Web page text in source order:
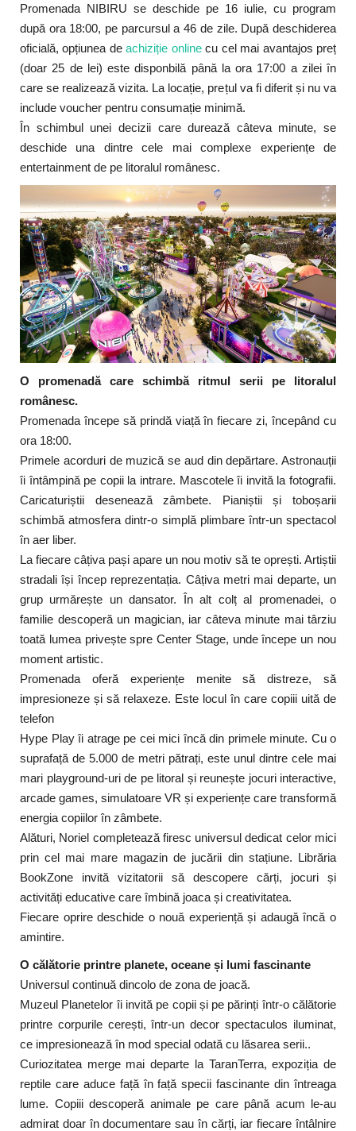
Promenada NIBIRU se deschide pe 16 iulie, cu program
după ora 18:00, pe parcursul a 46 de zile. După deschiderea
oficială, opțiunea deachiziție onlinecu cel mai avantajos preț
(doar 25 de lei) este disponbilă până la ora 17:00 a zilei în
care se realizează vizita. La locație, prețul va fi diferit și nu va
include voucher pentru consumație minimă.
În schimbul unei decizii care durează câteva minute, se
deschide una dintre cele mai complexe experiențe de
entertainment de pe litoralul românesc.
O promenadă care schimbă ritmul serii pe litoralul
românesc.
Promenada începe să prindă viață în fiecare zi, începând cu
ora 18:00.
Primele acorduri de muzică se aud din depărtare. Astronauții
îi întâmpină pe copii la intrare. Mascotele îi invită la fotografii.
Caricaturiștii desenează zâmbete. Pianiștii și toboșarii
schimbă atmosfera dintr-o simplă plimbare într-un spectacol
în aer liber.
La fiecare câțiva pași apare un nou motiv să te oprești. Artiștii
stradali își încep reprezentația. Câțiva metri mai departe, un
grup urmărește un dansator. În alt colț al promenadei, o
familie descoperă un magician, iar câteva minute mai târziu
toată lumea privește spre Center Stage, unde începe un nou
moment artistic.
Promenada oferă experiențe menite să distreze, să
impresioneze și să relaxeze. Este locul în care copiii uită de
telefon
Hype Play îi atrage pe cei mici încă din primele minute. Cu o
suprafață de 5.000 de metri pătrați, este unul dintre cele mai
mari playground-uri de pe litoral și reunește jocuri interactive,
arcade games, simulatoare VR și experiențe care transformă
energia copiilor în zâmbete.
Alături, Noriel completează firesc universul dedicat celor mici
prin cel mai mare magazin de jucării din stațiune. Librăria
BookZone invită vizitatorii să descopere cărți, jocuri și
activități educative care îmbină joaca și creativitatea.
Fiecare oprire deschide o nouă experiență și adaugă încă o
amintire.
O călătorie printre planete, oceane și lumi fascinante
Universul continuă dincolo de zona de joacă.
Muzeul Planetelor îi invită pe copii și pe părinți într-o călătorie
printre corpurile cerești, într-un decor spectaculos iluminat,
ce impresionează în mod special odată cu lăsarea serii..
Curiozitatea merge mai departe la TaranTerra, expoziția de
reptile care aduce față în față specii fascinante din întreaga
lume. Copiii descoperă animale pe care până acum le-au
admirat doar în documentare sau în cărți, iar fiecare întâlnire